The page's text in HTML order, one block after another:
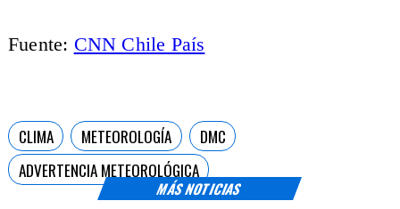
MÁS NOTICIAS
Fuente: CNN Chile País
CLIMA METEOROLOGÍA
DMC
ADVERTENCIA METEOROLÓGICA